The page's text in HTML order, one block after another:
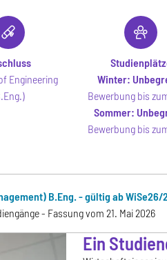
Engineering
Winter:
Bewerbung bis
Sommer:
Bewerbung bis
B.Eng. - gültig ab WiSe26/
- Fassung vom 21. Mai 2026
Ein